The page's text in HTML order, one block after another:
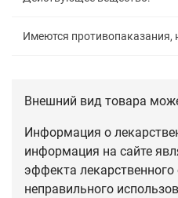
Имеются противопаказания,
Внешний вид товара
Информация о
информация на сайте
эффекта
неправильного